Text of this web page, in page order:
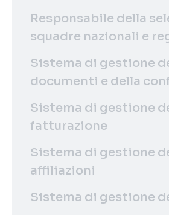
Responsabile della
squadre nazionali e
Sistema di gestione
documenti e della
Sistema di gestione
fatturazione
Sistema di gestione
affiliazioni
Sistema di gestione